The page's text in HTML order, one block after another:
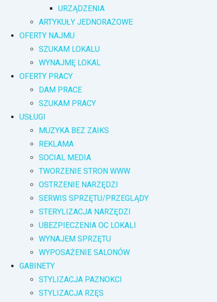
URZĄDZENIA
ARTYKUŁY JEDNORAZOWE
OFERTY NAJMU
SZUKAM LOKALU
WYNAJMĘ LOKAL
OFERTY PRACY
DAM PRACE
SZUKAM PRACY
USŁUGI
MUZYKA BEZ ZAIKS
REKLAMA
SOCIAL MEDIA
TWORZENIE STRON WWW
OSTRZENIE NARZĘDZI
SERWIS SPRZĘTU/PRZEGLĄDY
STERYLIZACJA NARZĘDZI
UBEZPIECZENIA OC LOKALI
WYNAJEM SPRZĘTU
WYPOSAŻENIE SALONÓW
GABINETY
STYLIZACJA PAZNOKCI
STYLIZACJA RZĘS